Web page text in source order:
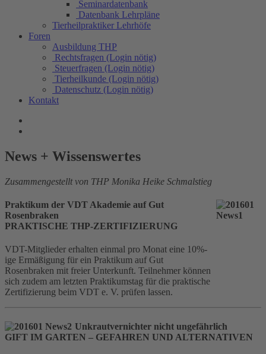
Seminardatenbank
Datenbank Lehrpläne
Tierheilpraktiker Lehrhöfe
Foren
Ausbildung THP
Rechtsfragen (Login nötig)
Steuerfragen (Login nötig)
Tierheilkunde (Login nötig)
Datenschutz (Login nötig)
Kontakt
News + Wissenswertes
Zusammengestellt von THP Monika Heike Schmalstieg
Praktikum der VDT Akademie auf Gut
Rosenbraken
PRAKTISCHE THP-ZERTIFIZIERUNG
VDT-Mitglieder erhalten einmal pro Monat eine 10%-
ige Ermäßigung für ein Praktikum auf Gut
Rosenbraken mit freier Unterkunft. Teilnehmer können
sich zudem am letzten Praktikumstag für die praktische
Zertifizierung beim VDT e. V. prüfen lassen.
Unkrautvernichter nicht ungefährlich
GIFT IM GARTEN – GEFAHREN UND ALTERNATIVEN